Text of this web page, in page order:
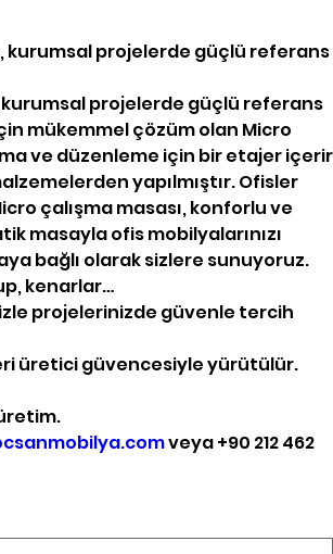
kurumsal projelerde güçlü referans
projelerde güçlü referans
mükemmel çözüm olan Micro
ve düzenleme için bir etajer içerir
yapılmıştır. Ofisler
çalışma masası, konforlu ve
masayla ofis mobilyalarınızı
bağlı olarak sizlere sunuyoruz.
kenarlar…
projelerinizde güvenle tercih
üretici güvencesiyle yürütülür.
veya +90 212 462